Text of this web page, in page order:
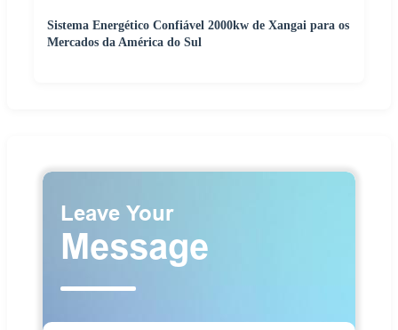
Sistema Energético Confiável 2000kw de Xangai para os
Mercados da América do Sul